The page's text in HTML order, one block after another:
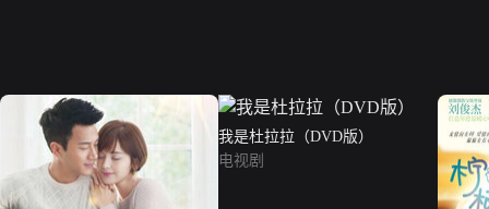
我是杜拉拉（DVD版）
电视剧